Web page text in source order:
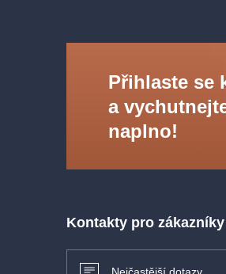
Přihlaste se
a
naplno!
Kontakty pro zákazníky